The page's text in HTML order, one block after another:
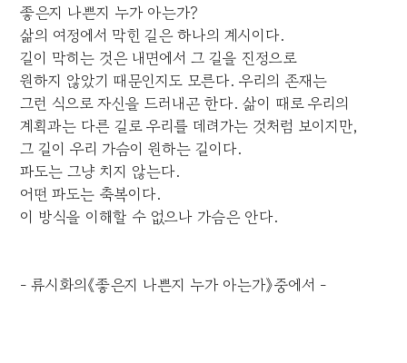
좋은지 나쁜지 누가 아는가?
삶의 여정에서 막힌 길은 하나의 계시이다.
길이 막히는 것은 내면에서 그 길을 진정으로
원하지 않았기 때문인지도 모른다. 우리의 존재는
그런 식으로 자신을 드러내곤 한다. 삶이 때로 우리의
계획과는 다른 길로 우리를 데려가는 것처럼 보이지만,
그 길이 우리 가슴이 원하는 길이다.
파도는 그냥 치지 않는다.
어떤 파도는 축복이다.
이 방식을 이해할 수 없으나 가슴은 안다.
- 류시화의《좋은지 나쁜지 누가 아는가》중에서 -